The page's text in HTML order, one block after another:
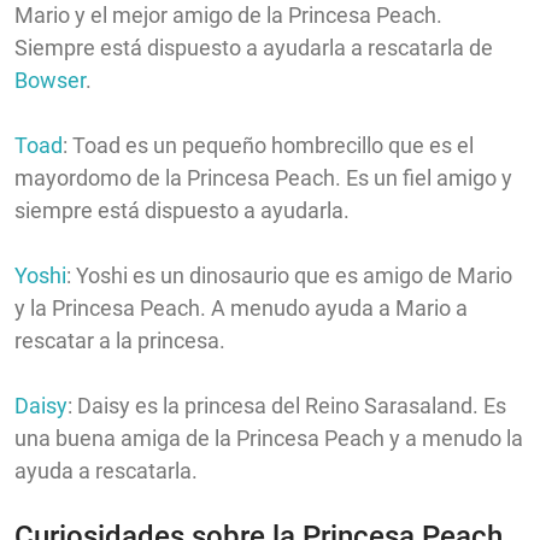
Mario y el mejor amigo de la Princesa Peach.
Siempre está dispuesto a ayudarla a rescatarla de
Bowser.
Toad: Toad es un pequeño hombrecillo que es el
mayordomo de la Princesa Peach. Es un fiel amigo y
siempre está dispuesto a ayudarla.
Yoshi: Yoshi es un dinosaurio que es amigo de Mario
y la Princesa Peach. A menudo ayuda a Mario a
rescatar a la princesa.
Daisy: Daisy es la princesa del Reino Sarasaland. Es
una buena amiga de la Princesa Peach y a menudo la
ayuda a rescatarla.